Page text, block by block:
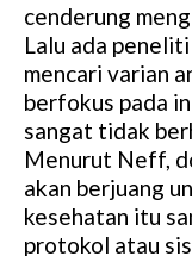
cenderung
Lalu ada
mencari varian
berfokus pada
sangat tidak
Menurut Neff,
akan berjuang
kesehatan itu
protokol atau